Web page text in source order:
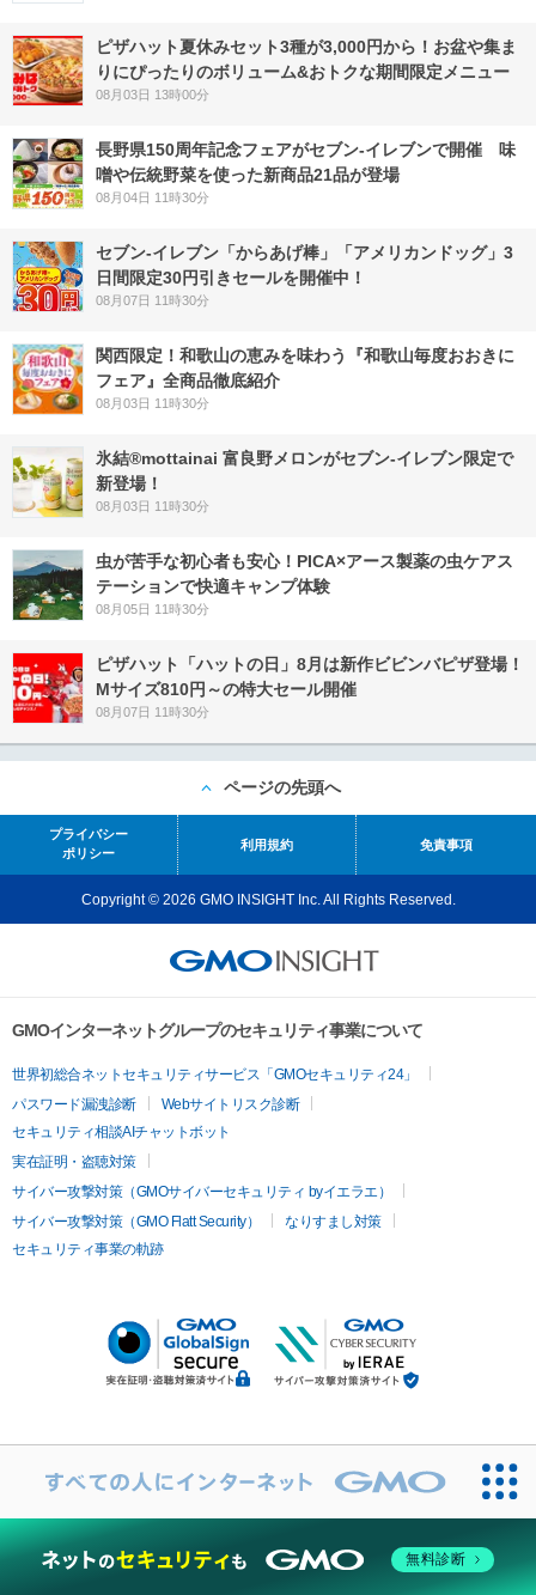
ピザハット夏休みセット3種が3,000円から！お盆や集ま
りにぴったりのボリューム&おトクな期間限定メニュー
08月03日 13時00分
長野県150周年記念フェアがセブン-イレブンで開催 味
噌や伝統野菜を使った新商品21品が登場
08月04日 11時30分
セブン‐イレブン「からあげ棒」「アメリカンドッグ」3
日間限定30円引きセールを開催中！
08月07日 11時30分
関西限定！和歌山の恵みを味わう『和歌山毎度おおきに
フェア』全商品徹底紹介
08月03日 11時30分
氷結®mottainai 富良野メロンがセブン‐イレブン限定で
新登場！
08月03日 11時30分
虫が苦手な初心者も安心！PICA×アース製薬の虫ケアス
テーションで快適キャンプ体験
08月05日 11時30分
ピザハット「ハットの日」8月は新作ビビンバピザ登場！
Mサイズ810円～の特大セール開催
08月07日 11時30分
ページの先頭へ
プライバシー
ポリシー
利用規約 免責事項
Copyright © 2026 GMO INSIGHT Inc. All Rights Reserved.
GMOインターネットグループのセキュリティ事業について
世界初総合ネットセキュリティサービス「GMOセキュリティ24」
パスワード漏洩診断
Webサイトリスク診断
セキュリティ相談AIチャットボット
実在証明・盗聴対策
サイバー攻撃対策（GMOサイバーセキュリティ byイエラエ）
サイバー攻撃対策（GMO Flatt Security）
なりすまし対策
セキュリティ事業の軌跡
無料診断